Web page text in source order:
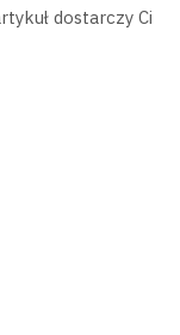
dostarczy Ci